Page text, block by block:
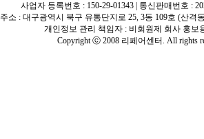
사업자 등록번호 : 150-29-01343 | 통신판매번호 :
주소 : 대구광역시 북구 유통단지로 25, 3동 109호 (산격
개인정보 관리 책임자 : 비회원제 회사 홍보
Copyright ⓒ 2008 리페어센터. All rights